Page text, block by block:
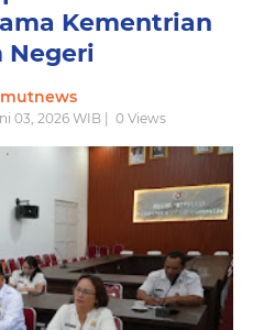
Kementrian
Negeri
03, 2026 WIB | 0Views